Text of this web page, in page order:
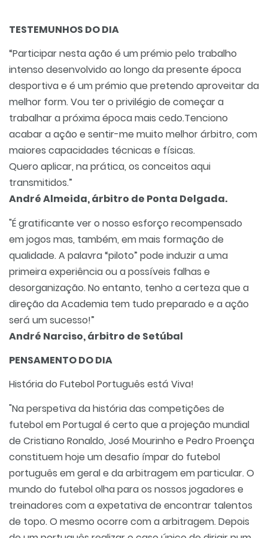
TESTEMUNHOS DO DIA
“Participar nesta ação é um prémio pelo trabalho
intenso desenvolvido ao longo da presente época
desportiva e é um prémio que pretendo aproveitar da
melhor form. Vou ter o privilégio de começar a
trabalhar a próxima época mais cedo.Tenciono
acabar a ação e sentir-me muito melhor árbitro, com
maiores capacidades técnicas e físicas.
Quero aplicar, na prática, os conceitos aqui
transmitidos.”
André Almeida, árbitro de Ponta Delgada.
"É gratificante ver o nosso esforço recompensado
em jogos mas, também, em mais formação de
qualidade. A palavra “piloto” pode induzir a uma
primeira experiência ou a possíveis falhas e
desorganização. No entanto, tenho a certeza que a
direção da Academia tem tudo preparado e a ação
será um sucesso!”
André Narciso, árbitro de Setúbal
PENSAMENTO DO DIA
História do Futebol Português está Viva!
"Na perspetiva da história das competições de
futebol em Portugal é certo que a projeção mundial
de Cristiano Ronaldo, José Mourinho e Pedro Proença
constituem hoje um desafio ímpar do futebol
português em geral e da arbitragem em particular. O
mundo do futebol olha para os nossos jogadores e
treinadores com a expetativa de encontrar talentos
de topo. O mesmo ocorre com a arbitragem. Depois